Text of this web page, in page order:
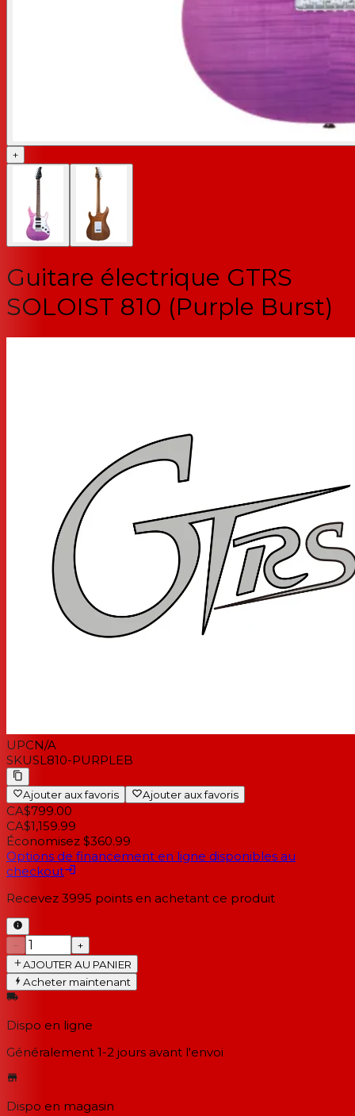
+
Guitare électrique GTRS
SOLOIST 810 (Purple Burst)
UPCN/A
SKUSL810-PURPLEB
Ajouter aux favoris Ajouter aux favoris
CA$799.00
CA$1,159.99
Économisez $360.99
Options de financement en ligne disponibles au
checkout
Recevez 3995 points en achetant ce produit
−
+
AJOUTER AU PANIER
Acheter maintenant
Dispo en ligne
Généralement 1-2 jours avant l'envoi
Dispo en magasin